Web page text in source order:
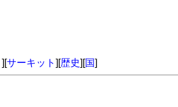
][サーキット ][歴史][国]